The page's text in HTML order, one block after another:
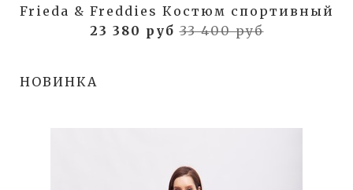
Frieda & Freddies Костюм спортивный
23 380 руб33 400 руб
НОВИНКА